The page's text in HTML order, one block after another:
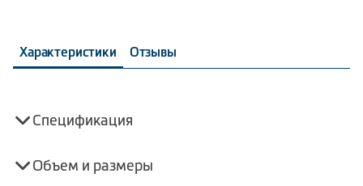
Характеристики Отзывы
Спецификация
Объем и размеры